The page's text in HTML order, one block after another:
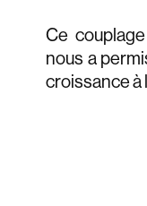
Ce
nous a
croissance à